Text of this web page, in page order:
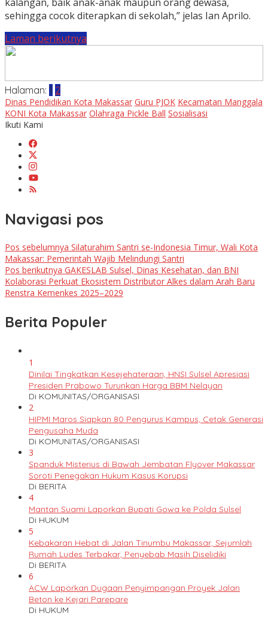
sehingga cocok diterapkan di sekolah,” jelas Ian Aprilo.
Laman berikutnya
Halaman: 1 2
Dinas Pendidikan Kota Makassar Guru PJOK Kecamatan Manggala
KONI Kota Makassar Olahraga Pickle Ball Sosialisasi
Ikuti Kami
Navigasi pos
Pos sebelumnya Silaturahim Santri se-Indonesia Timur, Wali Kota
Makassar: Pemerintah Wajib Melindungi Santri
Pos berikutnya GAKESLAB Sulsel, Dinas Kesehatan, dan BNI
Kolaborasi Perkuat Ekosistem Distributor Alkes dalam Arah Baru
Renstra Kemenkes 2025–2029
Berita Populer
1
Dinilai Tingkatkan Kesejehateraan, HNSI Sulsel Apresiasi
Presiden Prabowo Turunkan Harga BBM Nelayan
Di KOMUNITAS/ORGANISASI
2
HIPMI Maros Siapkan 80 Pengurus Kampus, Cetak Generasi
Pengusaha Muda
Di KOMUNITAS/ORGANISASI
3
Spanduk Misterius di Bawah Jembatan Flyover Makassar
Soroti Penegakan Hukum Kasus Korupsi
Di BERITA
4
Mantan Suami Laporkan Bupati Gowa ke Polda Sulsel
Di HUKUM
5
Kebakaran Hebat di Jalan Tinumbu Makassar, Sejumlah
Rumah Ludes Terbakar, Penyebab Masih Diselidiki
Di BERITA
6
ACW Laporkan Dugaan Penyimpangan Proyek Jalan
Beton ke Kejari Parepare
Di HUKUM